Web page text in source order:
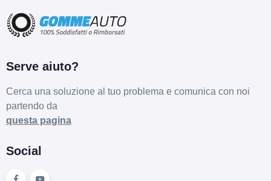
Serve aiuto?
Cerca una soluzione al tuo problema e comunica con noi
partendo da
questa pagina
Social